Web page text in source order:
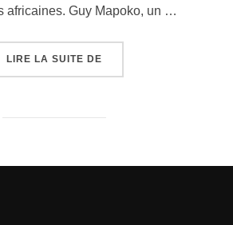
africaines. Guy Mapoko, un …
LIRE LA SUITE DE